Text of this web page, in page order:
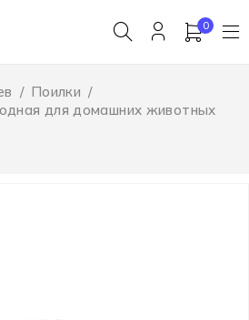
0
/ Поилки /
для домашних животных